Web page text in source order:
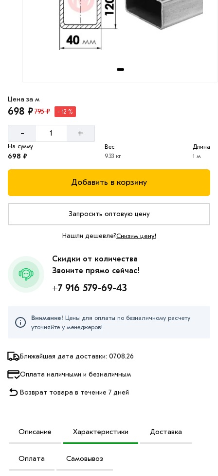
Ближайшая дата доставки: 07.08.26
Оплата наличными и безналичным
Возврат товара в течение 7 дней
Цена за м
698 ₽795 ₽ - 12 %
- +
На сумму
698 ₽
Вес
9.33 кг
Длина
1 м
Добавить в корзину
Запросить оптовую цену
Нашли дешевле?Снизим цену!
Скидки от количества
Звоните прямо сейчас!
+7 916 579-69-43
Внимание! Цены для оплаты по безналичному расчету
уточняйте у менеджеров!
Описание Характеристики Доставка
Оплата Самовывоз